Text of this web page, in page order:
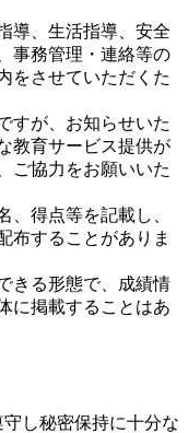
導、生活指導、安全
事務管理・連絡等の
をさせていただくた
すが、お知らせいた
教育サービス提供が
ご協力をお願いいた
、得点等を記載し、
布することがありま
きる形態で、成績情
に掲載することはあ
し秘密保持に十分な